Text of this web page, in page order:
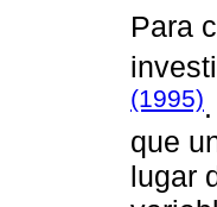
Para
(1995)
que
lugar